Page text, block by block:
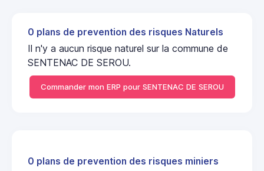
0 plans de prevention des risques Naturels
Il n'y a aucun risque naturel sur la commune de
SENTENAC DE SEROU.
Commander mon ERP pour SENTENAC DE SEROU
0 plans de prevention des risques miniers